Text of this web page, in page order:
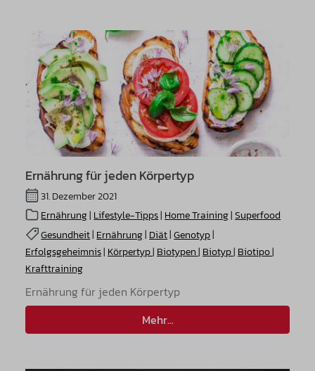
Ernährung für jeden Körpertyp
31. Dezember 2021
Ernährung|Lifestyle-Tipps|Home Training|Superfood
Gesundheit| Ernährung| Diät|Genotyp|
Erfolgsgeheimnis| Körpertyp| Biotypen| Biotyp| Biotipo|
Krafttraining
Ernährung für jeden Körpertyp
Mehr...